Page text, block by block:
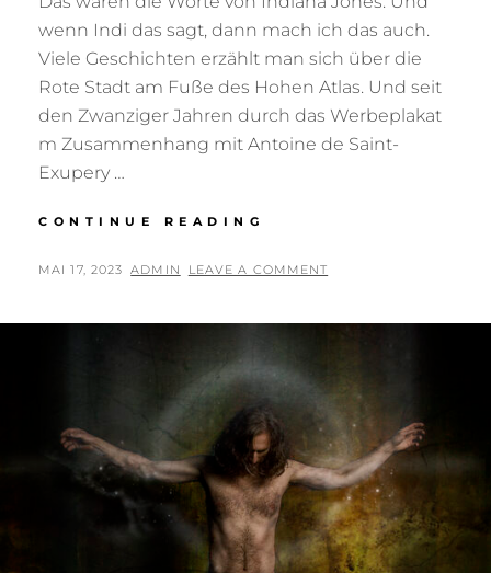
wenn Indi das sagt, dann mach ich das auch.
Viele Geschichten erzählt man sich über die
Rote Stadt am Fuße des Hohen Atlas. Und seit
den Zwanziger Jahren durch das Werbeplakat
m Zusammenhang mit Antoine de Saint-
Exupery …
CONTINUE READING
NACH
POSTED
MAI 17, 2023 BY
ADMIN LEAVE A COMMENT